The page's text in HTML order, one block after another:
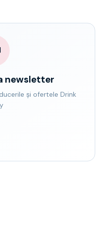
newsletter
și ofertele Drink